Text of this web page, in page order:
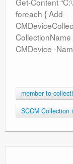
foreach { Add-
CollectionName
CMDevice -
member to
SCCM Collection